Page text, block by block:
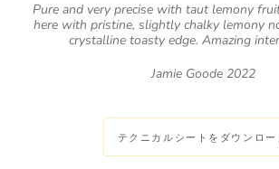
Pure and very precise with taut lemony
here with pristine, slightly chalky lemony
crystalline toasty edge. Amazing
Jamie Goode 2022
テクニカルシートをダウンロー